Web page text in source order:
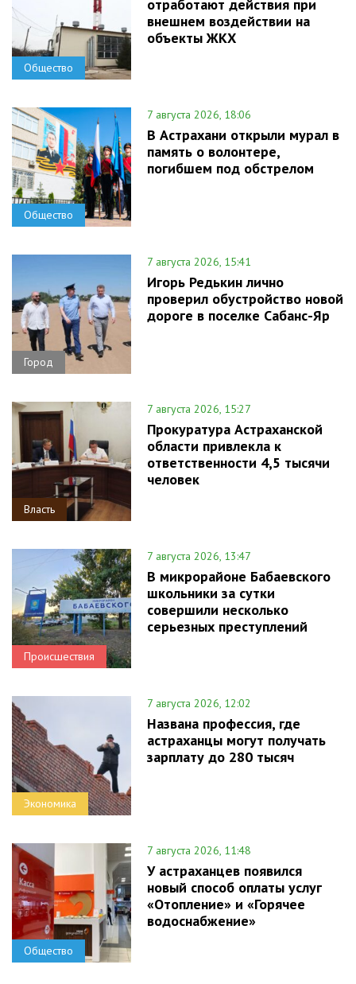
Общество
отработают действия при
внешнем воздействии на
объекты ЖКХ
Общество
7 августа 2026, 18:06
В Астрахани открыли мурал в
память о волонтере,
погибшем под обстрелом
Город
7 августа 2026, 15:41
Игорь Редькин лично
проверил обустройство новой
дороге в поселке Сабанс-Яр
Власть
7 августа 2026, 15:27
Прокуратура Астраханской
области привлекла к
ответственности 4,5 тысячи
человек
Происшествия
7 августа 2026, 13:47
В микрорайоне Бабаевского
школьники за сутки
совершили несколько
серьезных преступлений
Экономика
7 августа 2026, 12:02
Названа профессия, где
астраханцы могут получать
зарплату до 280 тысяч
Общество
7 августа 2026, 11:48
У астраханцев появился
новый способ оплаты услуг
«Отопление» и «Горячее
водоснабжение»